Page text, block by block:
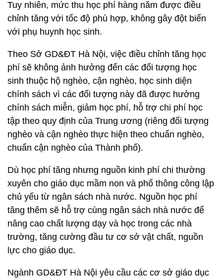
Tuy nhiên, mức thu học phí hàng năm được điều
chỉnh tăng với tốc độ phù hợp, không gây đột biến
với phụ huynh học sinh.
Theo Sở GD&ĐT Hà Nội, việc điều chỉnh tăng học
phí sẽ không ảnh hưởng đến các đối tượng học
sinh thuộc hộ nghèo, cận nghèo, học sinh diện
chính sách vì các đối tượng này đã được hưởng
chính sách miễn, giảm học phí, hỗ trợ chi phí học
tập theo quy định của Trung ương (riêng đối tượng
nghèo và cận nghèo thực hiện theo chuẩn nghèo,
chuẩn cận nghèo của Thành phố).
Dù học phí tăng nhưng nguồn kinh phí chi thường
xuyên cho giáo dục mầm non và phổ thông công lập
chủ yếu từ ngân sách nhà nước. Nguồn học phí
tăng thêm sẽ hỗ trợ cùng ngân sách nhà nước để
nâng cao chất lượng dạy và học trong các nhà
trường, tăng cường đầu tư cơ sở vật chất, nguồn
lực cho giáo dục.
Ngành GD&ĐT Hà Nội yêu cầu các cơ sở giáo dục